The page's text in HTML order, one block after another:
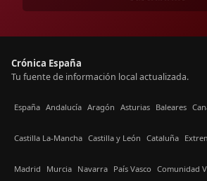
Crónica España
Tu fuente de información local actualizada.
España Andalucía Aragón Asturias Baleares
Castilla La-Mancha Castilla y León Cataluña
Madrid Murcia Navarra País Vasco Comunidad